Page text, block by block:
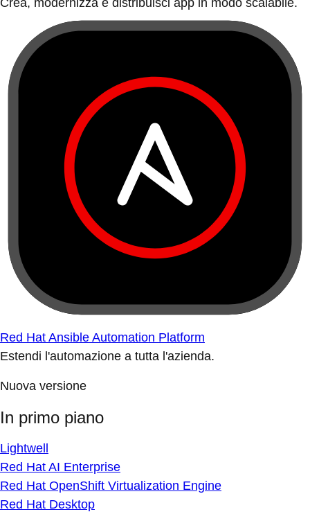
Crea, modernizza e distribuisci app in modo scalabile.
Red Hat Ansible Automation Platform
Estendi l'automazione a tutta l'azienda.
Nuova versione
In primo piano
Lightwell
Red Hat AI Enterprise
Red Hat OpenShift Virtualization Engine
Red Hat Desktop